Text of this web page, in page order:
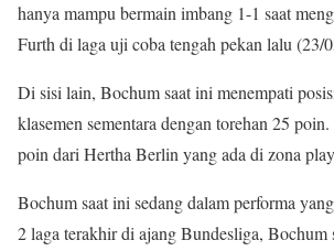
hanya mampu bermain imbang 1-1 saat
Furth di laga uji coba tengah pekan lalu (23/
Di sisi lain, Bochum saat ini menempati
klasemen sementara dengan torehan 25
poin dari Hertha Berlin yang ada di zona
Bochum saat ini sedang dalam performa
2 laga terakhir di ajang Bundesliga, Bochum